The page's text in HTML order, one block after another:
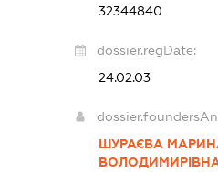
32344840
dossier.regDate:
24.02.03
ШУРАЄВА